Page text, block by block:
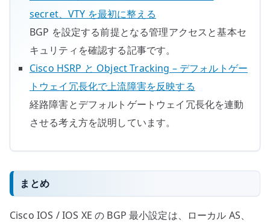
secret、VTY を最初に整える
BGP を設定する前提となる管理アクセスと基本セ
キュリティを確認する記事です。
Cisco HSRP と Object Tracking – デフォルトゲー
トウェイ冗長化で上流障害を反映する
経路障害とデフォルトゲートウェイ冗長化を連動
させる考え方を説明しています。
まとめ
Cisco IOS / IOS XE の BGP 最小設定は、ローカル AS、